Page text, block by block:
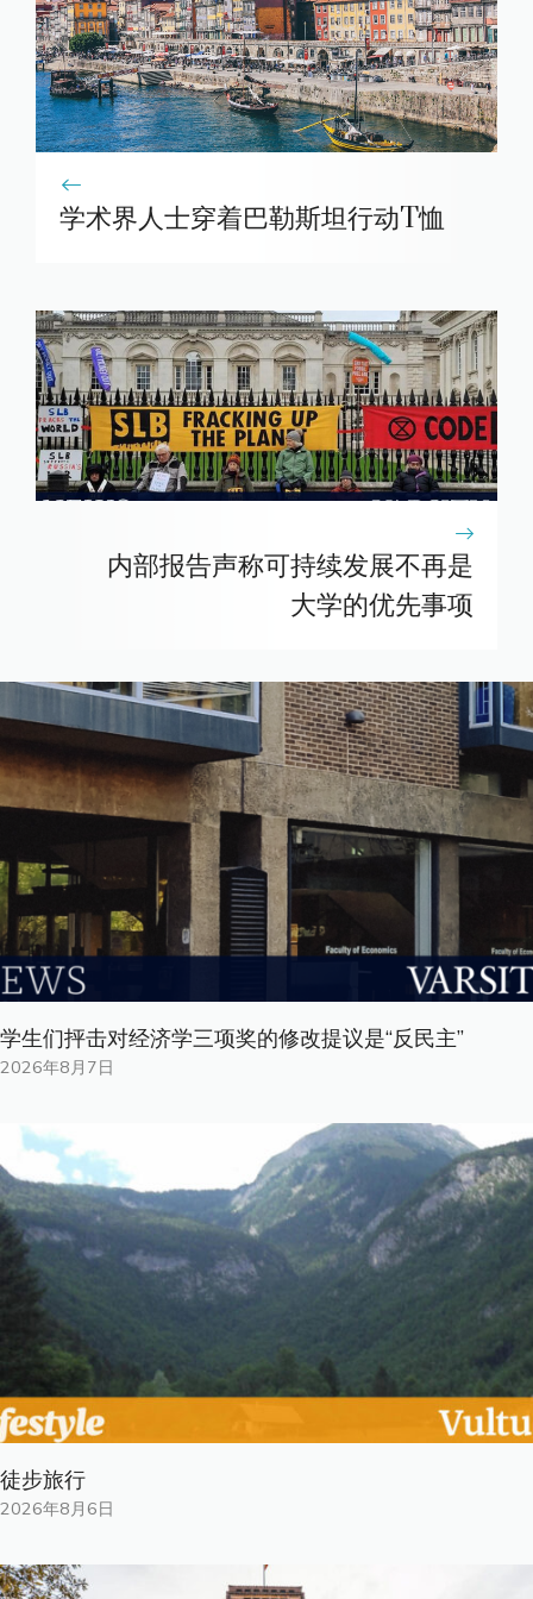
学术界人士穿着巴勒斯坦行动T恤
内部报告声称可持续发展不再是
大学的优先事项
学生们抨击对经济学三项奖的修改提议是“反民主”
2026年8月7日
徒步旅行
2026年8月6日